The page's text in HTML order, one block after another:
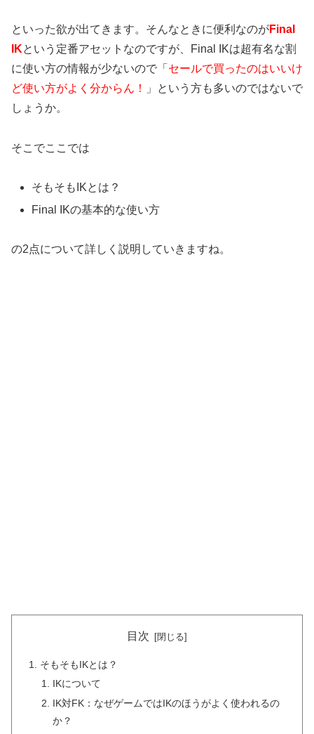
といった欲が出てきます。そんなときに便利なのがFinal
IKという定番アセットなのですが、Final IKは超有名な割
に使い方の情報が少ないので「 セールで買ったのはいいけ
ど使い方がよく分からん！
」という方も多いのではないで
しょうか。
そこでここでは
そもそもIKとは？
Final IKの基本的な使い方
の2点について詳しく説明していきますね。
目次
そもそもIKとは？
IKについて
IK対FK：なぜゲームではIKのほうがよく使われるの
か？